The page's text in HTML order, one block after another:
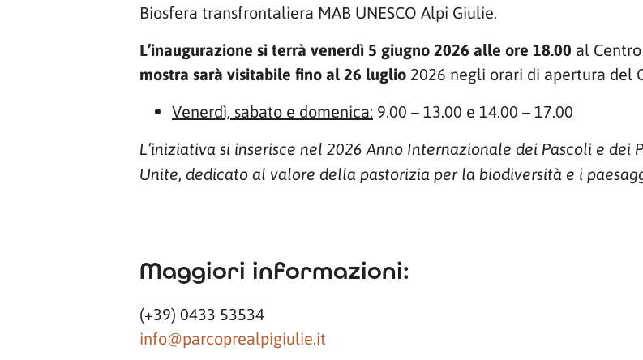
Biosfera transfrontaliera MAB UNESCO Alpi Giulie.
L’inaugurazione si terrà venerdì 5 giugno 2026 alle ore 18.00 al
mostra sarà visitabile fino al 26 luglio 2026 negli orari di apertura del
Venerdì, sabato e domenica: 9.00 – 13.00 e 14.00 – 17.00
L’iniziativa si inserisce nel 2026 Anno Internazionale dei Pascoli e dei
Unite, dedicato al valore della pastorizia per la biodiversità e i
Maggiori informazioni:
(+39) 0433 53534
info@parcoprealpigiulie.it